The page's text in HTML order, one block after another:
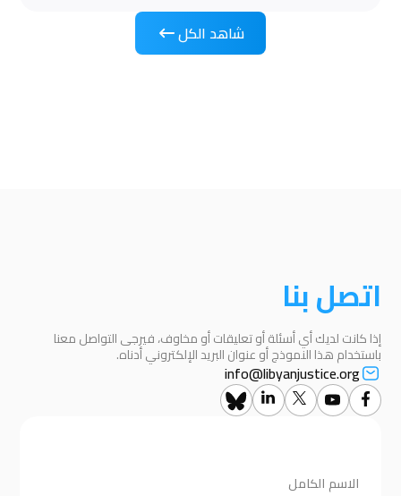
شاهد الكل
اتصل بنا
إذا كانت لديك أي أسئلة أو تعليقات أو مخاوف، فيرجى التواصل معنا
باستخدام هذا النموذج أو عنوان البريد الإلكتروني أدناه.
info@libyanjustice.org
الاسم الكامل